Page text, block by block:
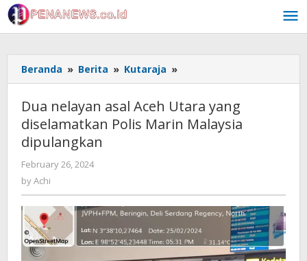
Skip
to
content
Beranda » Berita » Kutaraja »
nelayan
Aceh
Utara
Malaysia
dipulangkan
Dua nelayan asal Aceh Utara yang
diselamatkan Polis Marin Malaysia
dipulangkan
February 26, 2024
byAchi